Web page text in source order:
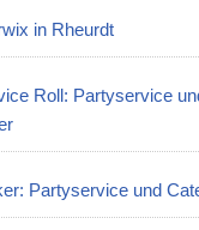
in Rheurdt
Roll: Partyservice
Partyservice und